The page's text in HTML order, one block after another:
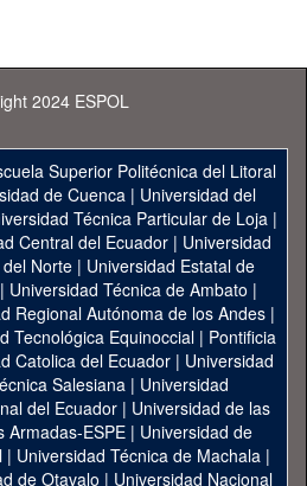
2024 ESPOL
Superior Politécnica del Litoral
de Cuenca| Universidad del
Técnica Particular de Loja|
Central del Ecuador| Universidad
Norte | Universidad Estatal de
| Universidad Técnica de Ambato |
Regional Autónoma de los Andes|
Tecnológica Equinoccial| Pontificia
Catolica del Ecuador | Universidad
Salesiana | Universidad
del Ecuador | Universidad de las
Armadas-ESPE | Universidad de
| Universidad Técnica de Machala|
de Otavalo | Universidad Nacional